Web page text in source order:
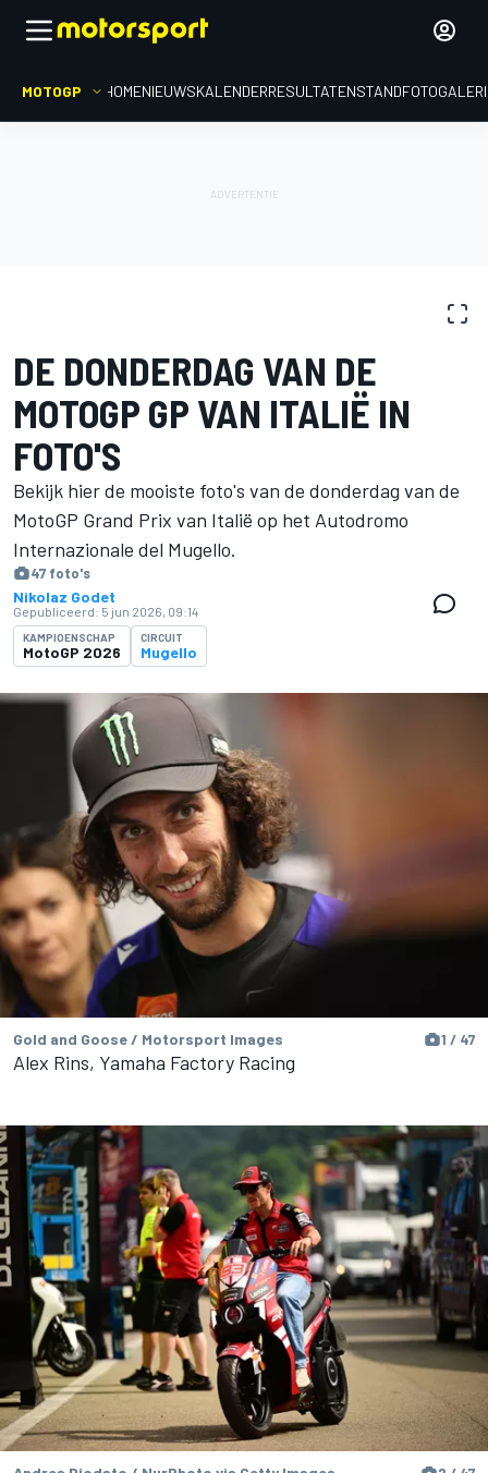
MOTOGP HOMENIEUWSKALENDERRESULTATENSTAND
DE DONDERDAG VAN DE
MOTOGP GP VAN ITALIË IN
FOTO'S
Bekijk hier de mooiste foto's van de donderdag van de
MotoGP Grand Prix van Italië op het Autodromo
Internazionale del Mugello.
47 foto's
Nikolaz Godet
Gepubliceerd: 5 jun 2026, 09:14
KAMPIOENSCHAP
MotoGP 2026
CIRCUIT
Mugello
Gold and Goose / Motorsport Images 1 / 47
Alex Rins, Yamaha Factory Racing